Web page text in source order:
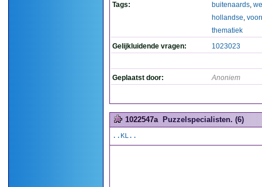
Tags:
buitenaards,
hollandse,
thematiek
Gelijkluidende vragen:
1023023
Geplaatst door: Anoniem
1022547a Puzzelspecialisten. (6)
..KL..